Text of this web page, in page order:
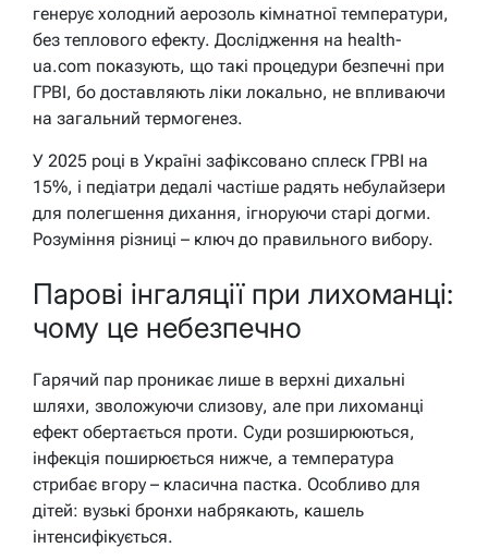
генерує холодний аерозоль кімнатної температури,
без теплового ефекту. Дослідження на health-
ua.com показують, що такі процедури безпечні при
ГРВІ, бо доставляють ліки локально, не впливаючи
на загальний термогенез.
У 2025 році в Україні зафіксовано сплеск ГРВІ на
15%, і педіатри дедалі частіше радять небулайзери
для полегшення дихання, ігноруючи старі догми.
Розуміння різниці – ключ до правильного вибору.
Парові інгаляції при лихоманці:
чому це небезпечно
Гарячий пар проникає лише в верхні дихальні
шляхи, зволожуючи слизову, але при лихоманці
ефект обертається проти. Суди розширюються,
інфекція поширюється нижче, а температура
стрибає вгору – класична пастка. Особливо для
дітей: вузькі бронхи набрякають, кашель
інтенсифікується.